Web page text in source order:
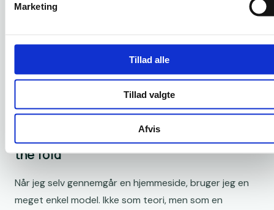
Marketing
Tillad alle
Tillad valgte
Afvis
En enkel model til at vurdere jeres above
the fold
Når jeg selv gennemgår en hjemmeside, bruger jeg en
meget enkel model. Ikke som teori, men som en